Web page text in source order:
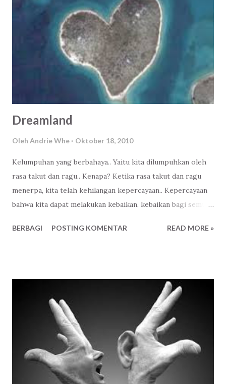
Dreamland
Oleh Andrie Whe Oktober 18, 2010
Kelumpuhan yang berbahaya.. Yaitu kita dilumpuhkan oleh
rasa takut dan ragu.. Kenapa? Ketika rasa takut dan ragu
menerpa, kita telah kehilangan kepercayaan.. Kepercayaan
bahwa kita dapat melakukan kebaikan, kebaikan bagi semua..
melanda.. Bahaya itu disebarkan oleh mereka yang
kita mempunyai pengharapan, tidak ragu, sinis.. Akan halnya
kering kemarau berharap hujan.. Akan halnya berlayar di
laut yang tak tenang, setelahnya di ujung perjalanan
terdapat pulau.. Pulau impian!
BERBAGI POSTING KOMENTAR READ MORE »